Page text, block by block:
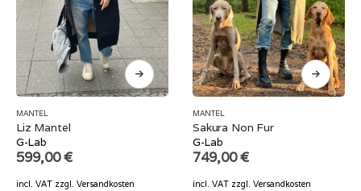
MANTEL
Liz Mantel
G-Lab
599,00€
incl. VAT zzgl. Versandkosten
MANTEL
Sakura Non Fur
G-Lab
749,00€
incl. VAT zzgl. Versandkosten